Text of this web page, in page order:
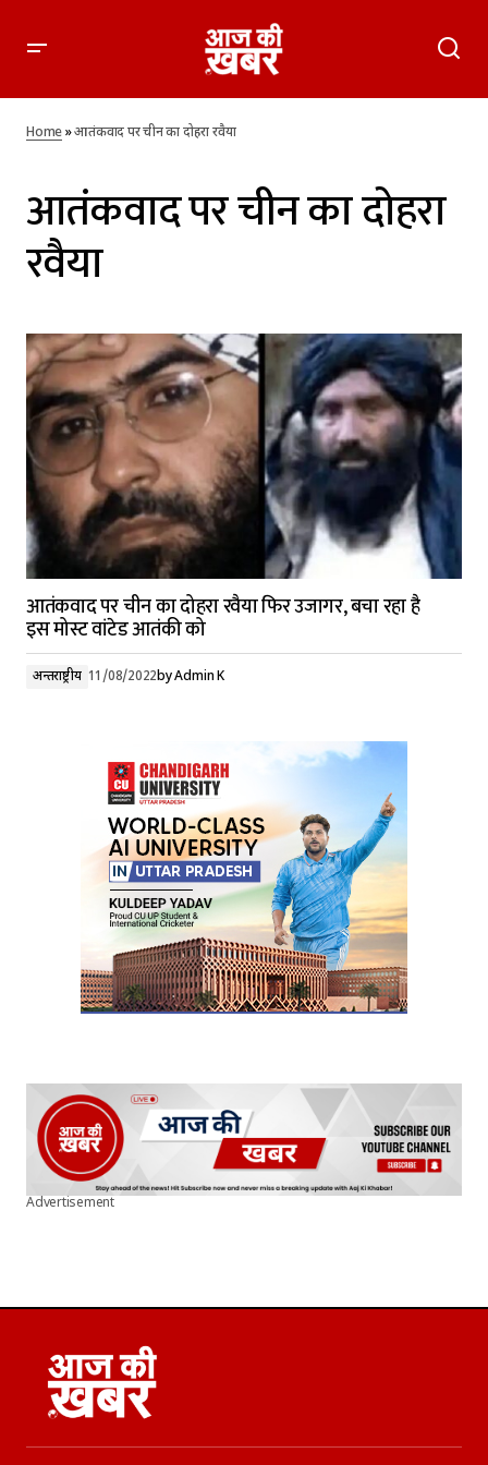
Home»आतंकवाद पर चीन का दोहरा रवैया
आतंकवाद पर चीन का दोहरा
रवैया
आतंकवाद पर चीन का दोहरा रवैया फिर उजागर, बचा रहा है
इस मोस्ट वांटेड आतंकी को
अन्तर्राष्ट्रीय 11/08/2022byAdmin K
Advertisement